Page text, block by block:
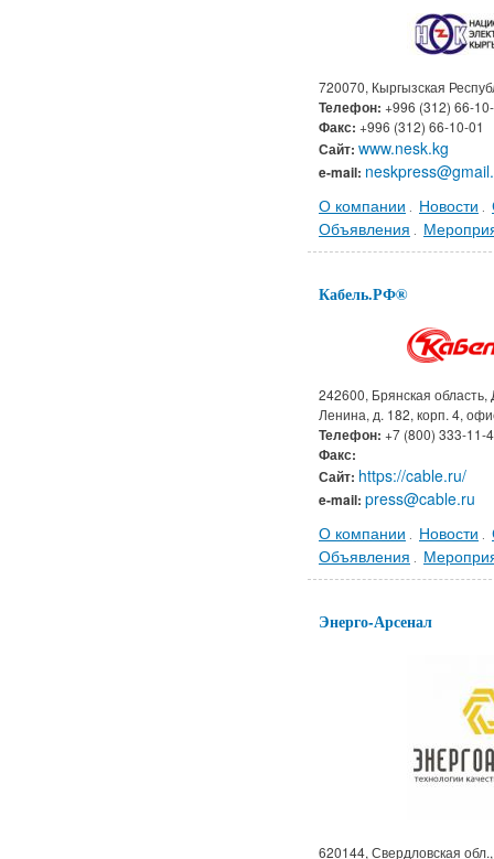
720070, Кыргызская
Телефон: +996 (312) 66-
Факс: +996 (312) 66-10-01
Сайт: www.nesk.kg
e-mail:
О компании . Новости .
Объявления .
Кабель.РФ®
242600, Брянская область,
Ленина, д. 182, корп. 4,
Телефон: +7 (800) 333-11-
Факс:
Сайт: https://cable.ru/
e-mail: press@cable.ru
О компании . Новости .
Объявления .
Энерго-Арсенал
620144, Свердловская